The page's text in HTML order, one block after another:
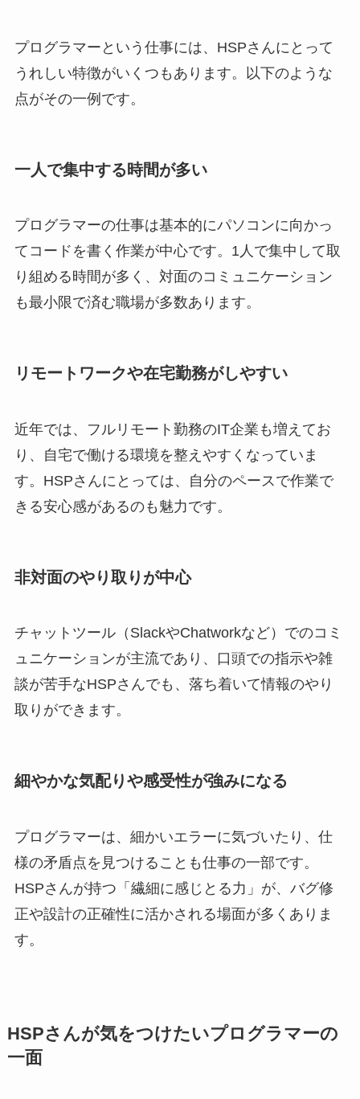
プログラマーという仕事には、HSPさんにとって
うれしい特徴がいくつもあります。以下のような
点がその一例です。
一人で集中する時間が多い
プログラマーの仕事は基本的にパソコンに向かっ
てコードを書く作業が中心です。1人で集中して取
り組める時間が多く、対面のコミュニケーション
も最小限で済む職場が多数あります。
リモートワークや在宅勤務がしやすい
近年では、フルリモート勤務のIT企業も増えてお
り、自宅で働ける環境を整えやすくなっていま
す。HSPさんにとっては、自分のペースで作業で
きる安心感があるのも魅力です。
非対面のやり取りが中心
チャットツール（SlackやChatworkなど）でのコミ
ュニケーションが主流であり、口頭での指示や雑
談が苦手なHSPさんでも、落ち着いて情報のやり
取りができます。
細やかな気配りや感受性が強みになる
プログラマーは、細かいエラーに気づいたり、仕
様の矛盾点を見つけることも仕事の一部です。
HSPさんが持つ「繊細に感じとる力」が、バグ修
正や設計の正確性に活かされる場面が多くありま
す。
HSPさんが気をつけたいプログラマーの
一面